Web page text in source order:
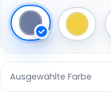
Avio Yellow
Ausgewählte Farbe